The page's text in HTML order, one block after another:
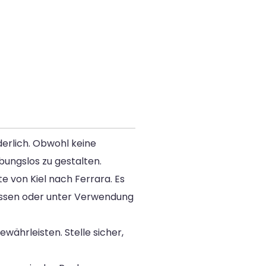
Obwohl keine
zu gestalten.
von Kiel nach Ferrara. Es
oder unter Verwendung
Stelle sicher,